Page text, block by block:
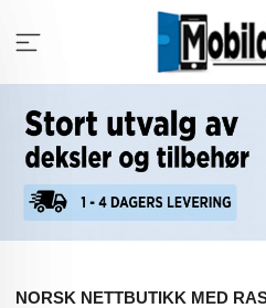
innholdet
NORSK NETTBUTIKK MED